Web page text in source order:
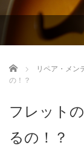
Home リペア・メン
の！？
フレット
るの！？